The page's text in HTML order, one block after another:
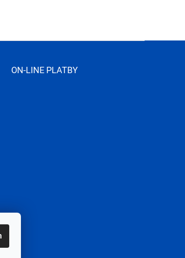
ON-LINE PLATBY